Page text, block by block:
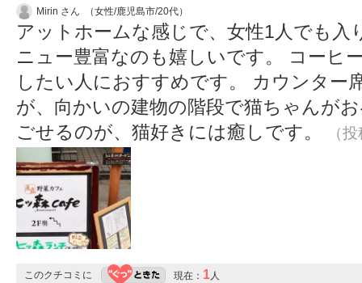
Mirin さん （女性/鹿児島市/20代）
アットホームな感じで、女性1人でも入
ニュー豊富なのも嬉しいです。 コーヒ
したい人におすすめです。 カウンター
が、向かいの建物の階段で猫ちゃんが
ごせるのが、猫好きには癒しです。
（
このクチコミに 現在： 1人